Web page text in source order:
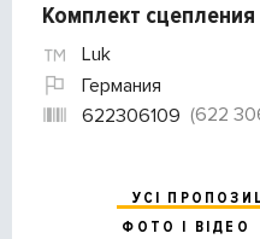
Комплект
Luk
Германия
622306109 (622
УСІ
ФОТО І ВІДЕО